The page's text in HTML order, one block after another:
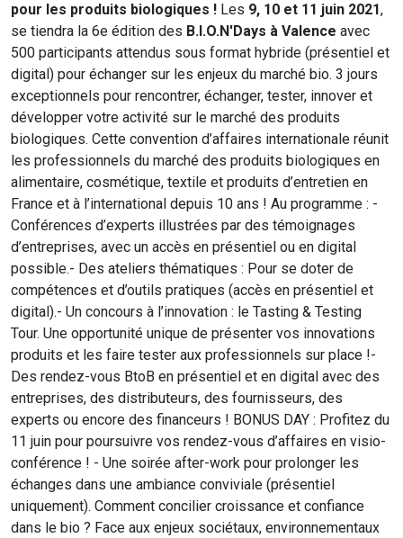
pour les produits biologiques ! Les 9, 10 et 11 juin 2021,
se tiendra la 6e édition des B.I.O.N'Days à Valence avec
500 participants attendus sous format hybride (présentiel et
digital) pour échanger sur les enjeux du marché bio. 3 jours
exceptionnels pour rencontrer, échanger, tester, innover et
développer votre activité sur le marché des produits
biologiques. Cette convention d’affaires internationale réunit
les professionnels du marché des produits biologiques en
alimentaire, cosmétique, textile et produits d’entretien en
France et à l’international depuis 10 ans ! Au programme : -
Conférences d’experts illustrées par des témoignages
d’entreprises, avec un accès en présentiel ou en digital
possible.- Des ateliers thématiques : Pour se doter de
compétences et d’outils pratiques (accès en présentiel et
digital).- Un concours à l’innovation : le Tasting & Testing
Tour. Une opportunité unique de présenter vos innovations
produits et les faire tester aux professionnels sur place !-
Des rendez-vous BtoB en présentiel et en digital avec des
entreprises, des distributeurs, des fournisseurs, des
experts ou encore des financeurs ! BONUS DAY : Profitez du
11 juin pour poursuivre vos rendez-vous d’affaires en visio-
conférence ! - Une soirée after-work pour prolonger les
échanges dans une ambiance conviviale (présentiel
uniquement). Comment concilier croissance et confiance
dans le bio ? Face aux enjeux sociétaux, environnementaux